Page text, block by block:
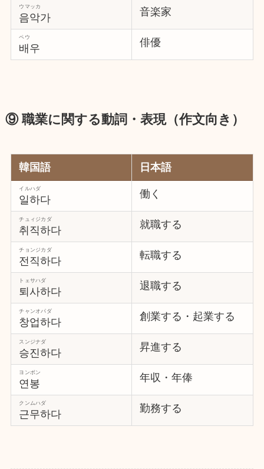
음악가
ウマッカ 音楽家
배우
ペウ 俳優
⑨ 職業に関する動詞・表現（作文向き）
韓国語 日本語
일하다
イルハダ 働く
취직하다
チュィジカダ 就職する
전직하다
チョンジカダ 転職する
퇴사하다
トェサハダ 退職する
창업하다
チャンオパダ 創業する・起業する
승진하다
スンジナダ 昇進する
연봉
ヨンボン 年収・年俸
근무하다
クンムハダ 勤務する